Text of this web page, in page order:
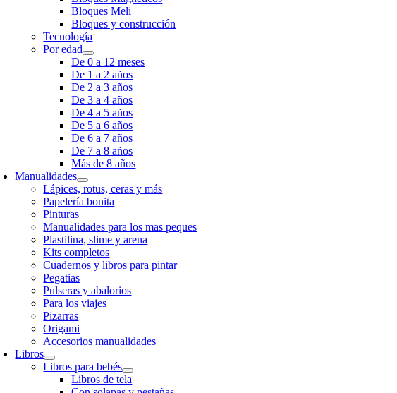
Bloques Meli
Bloques y construcción
Tecnología
Por edad
De 0 a 12 meses
De 1 a 2 años
De 2 a 3 años
De 3 a 4 años
De 4 a 5 años
De 5 a 6 años
De 6 a 7 años
De 7 a 8 años
Más de 8 años
Manualidades
Lápices, rotus, ceras y más
Papelería bonita
Pinturas
Manualidades para los mas peques
Plastilina, slime y arena
Kits completos
Cuadernos y libros para pintar
Pegatias
Pulseras y abalorios
Para los viajes
Pizarras
Origami
Accesorios manualidades
Libros
Libros para bebés
Libros de tela